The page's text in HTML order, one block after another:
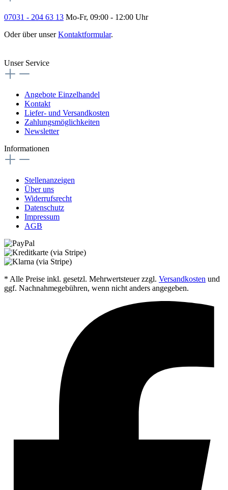
07031 - 204 63 13 Mo-Fr, 09:00 - 12:00 Uhr
Oder über unserKontaktformular.
Unser Service
Angebote Einzelhandel
Kontakt
Liefer- und Versandkosten
Zahlungsmöglichkeiten
Newsletter
Informationen
Stellenanzeigen
Über uns
Widerrufsrecht
Datenschutz
Impressum
AGB
* Alle Preise inkl. gesetzl. Mehrwertsteuer zzgl. Versandkosten und
ggf. Nachnahmegebühren, wenn nicht anders angegeben.